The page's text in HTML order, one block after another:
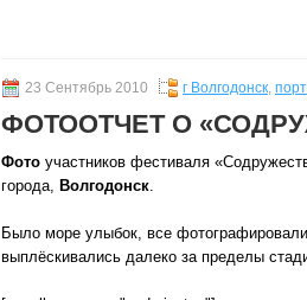
23 Сентябрь 2010 г Волгодонск,
ФОТООТЧЕТ О
Фото участников фестиваля
города, Волгодонск.
Было море улыбок, все
выплёскивались далеко за пределы